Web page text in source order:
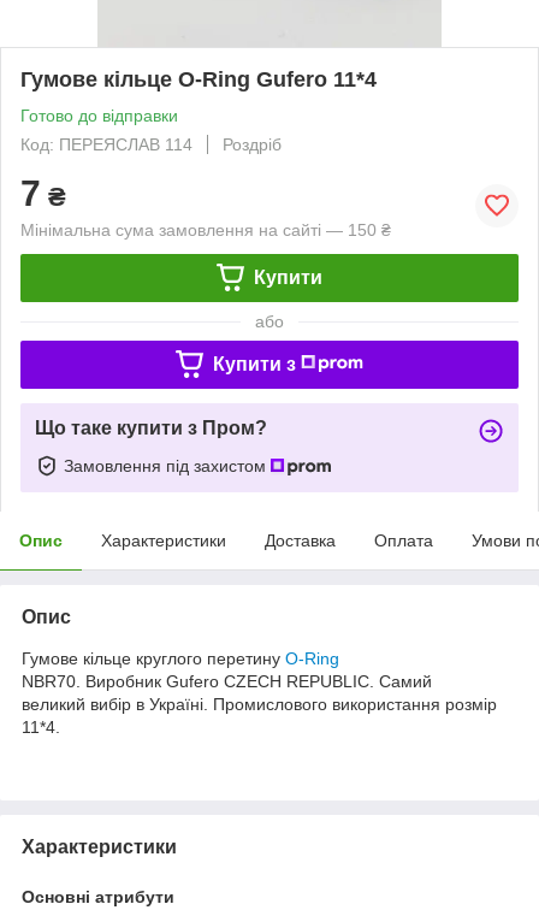
Гумове кільце O-Ring Gufero 11*4
Готово до відправки
Код: ПЕРЕЯСЛАВ 114
Роздріб
7 ₴
Мінімальна сума замовлення на сайті — 150 ₴
Купити
або
Купити з
Що таке купити з Пром?
Замовлення під захистом
Опис Характеристики Доставка Оплата Умови
Опис
Гумове кільце круглого перетину O-Ring
NBR70. Виробник Gufero CZECH REPUBLIC. Самий
великий вибір в Україні. Промислового використання розмір
11*4.
Характеристики
Основні атрибути